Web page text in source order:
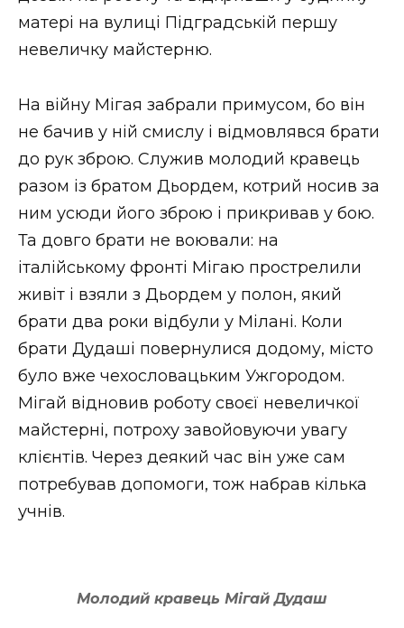
матері на вулиці Підградській першу
невеличку майстерню.
На війну Мігая забрали примусом, бо він
не бачив у ній смислу і відмовлявся брати
до рук зброю. Служив молодий кравець
разом із братом Дьордем, котрий носив за
ним усюди його зброю і прикривав у бою.
Та довго брати не воювали: на
італійському фронті Мігаю прострелили
живіт і взяли з Дьордем у полон, який
брати два роки відбули у Мілані. Коли
брати Дудаші повернулися додому, місто
було вже чехословацьким Ужгородом.
Мігай відновив роботу своєї невеличкої
майстерні, потроху завойовуючи увагу
клієнтів. Через деякий час він уже сам
потребував допомоги, тож набрав кілька
учнів.
Молодий кравець Мігай Дудаш